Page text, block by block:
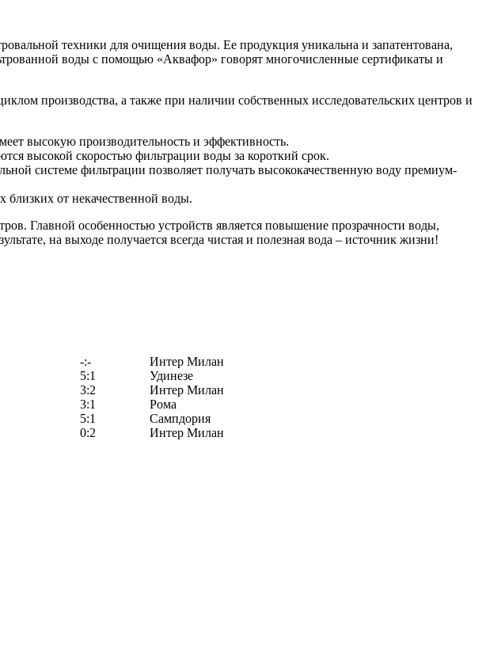
техники для очищения воды. Ее продукция уникальна и запатентована,
воды с помощью «Аквафор» говорят многочисленные сертификаты и
производства, а также при наличии собственных исследовательских центров и
высокую производительность и эффективность.
высокой скоростью фильтрации воды за короткий срок.
системе фильтрации позволяет получать высококачественную воду премиум-
близких от некачественной воды.
Главной особенностью устройств является повышение прозрачности воды,
на выходе получается всегда чистая и полезная вода – источник жизни!
-:-
Интер Милан
5:1
Удинезе
3:2
Интер Милан
3:1
Рома
5:1
Сампдория
0:2
Интер Милан